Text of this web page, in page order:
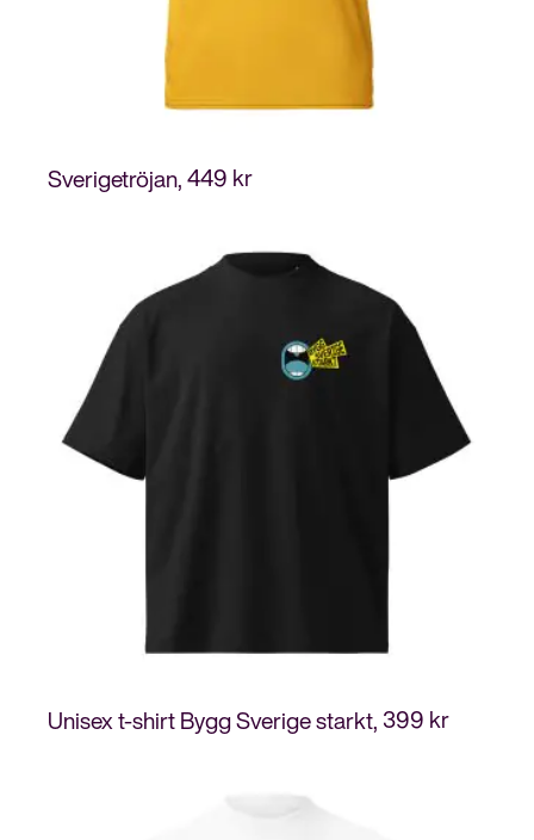
Sverigetröjan 449 kr
Unisex t-shirt Bygg Sverige starkt 399 kr